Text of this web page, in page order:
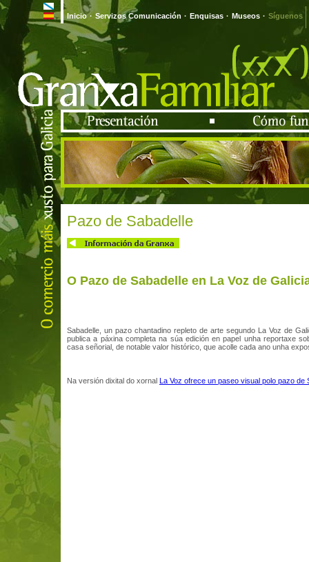
Inicio · Servizos Comunicación · Enquisas · Museos · Síguenos
Pazo de Sabadelle
O Pazo de Sabadelle en La Voz de
Sabadelle, un pazo chantadino repleto de arte segundo La Voz de
publica a páxina completa na súa edición en papel unha reportaxe
casa señorial, de notable valor histórico, que acolle cada ano unha
Na versión dixital do xornal La Voz ofrece un paseo visual polo pazo de